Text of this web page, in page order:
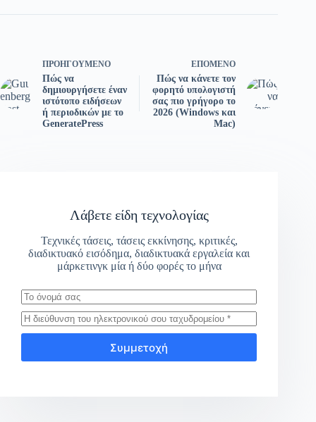
ΠΡΟΗΓΟΎΜΕΝΟ
Πώς να
δημιουργήσετε έναν
ιστότοπο ειδήσεων
ή περιοδικών με το
GeneratePress
ΕΠΌΜΕΝΟ
Πώς να κάνετε τον
φορητό υπολογιστή
σας πιο γρήγορο το
2026 (Windows και
Mac)
Λάβετε είδη τεχνολογίας
Τεχνικές τάσεις, τάσεις εκκίνησης, κριτικές,
διαδικτυακό εισόδημα, διαδικτυακά εργαλεία και
μάρκετινγκ μία ή δύο φορές το μήνα
Συμμετοχή